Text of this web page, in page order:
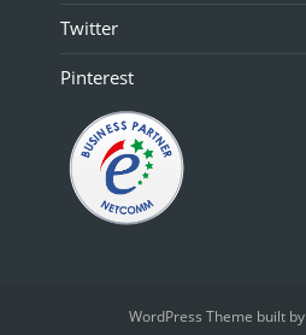
Twitter
Pinterest
WordPress Theme built by